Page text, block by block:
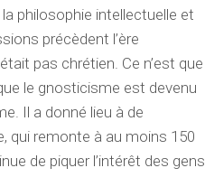
philosophie intellectuelle et
précèdent l’ère
pas chrétien. Ce n’est que
le gnosticisme est devenu
Il a donné lieu à de
qui remonte à au moins 150
de piquer l’intérêt des gens